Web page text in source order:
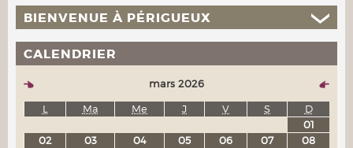
BIENVENUE À PÉRIGUEUX
CALENDRIER
mars 2026
L
Ma Me J V S
D
01
02
03 04 05 06 07
08